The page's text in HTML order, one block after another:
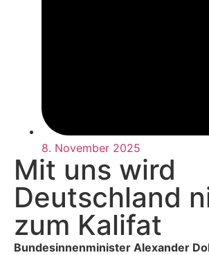
8. November 2025
Mit uns wird
Deutschland
zum Kalifat
Bundesinnenminister Alexander